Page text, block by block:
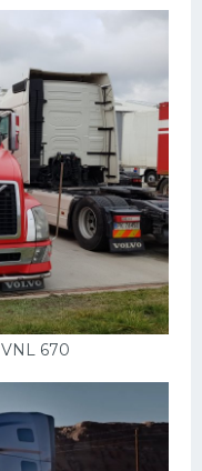
670